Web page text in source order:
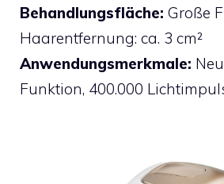
Behandlungsfläche: Große
Haarentfernung: ca. 3 cm²
Anwendungsmerkmale:
Funktion, 400.000